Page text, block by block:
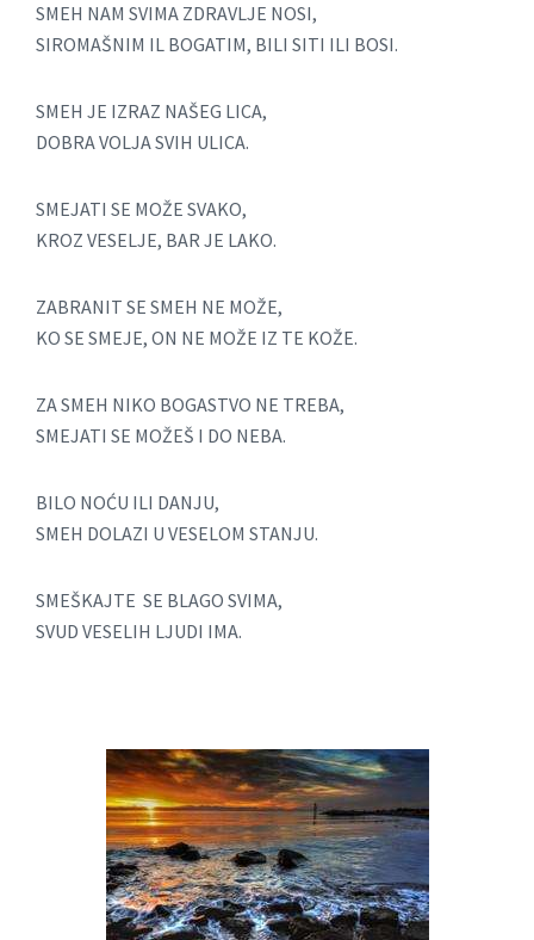
SMEH NAM SVIMA ZDRAVLJE NOSI,
SIROMAŠNIM IL BOGATIM, BILI SITI ILI BOSI.
SMEH JE IZRAZ NAŠEG LICA,
DOBRA VOLJA SVIH ULICA.
SMEJATI SE MOŽE SVAKO,
KROZ VESELJE, BAR JE LAKO.
ZABRANIT SE SMEH NE MOŽE,
KO SE SMEJE, ON NE MOŽE IZ TE KOŽE.
ZA SMEH NIKO BOGASTVO NE TREBA,
SMEJATI SE MOŽEŠ I DO NEBA.
BILO NOĆU ILI DANJU,
SMEH DOLAZI U VESELOM STANJU.
SMEŠKAJTE SE BLAGO SVIMA,
SVUD VESELIH LJUDI IMA.